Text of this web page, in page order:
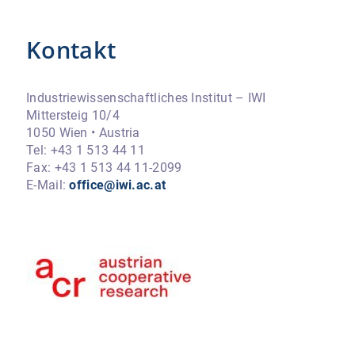
Kontakt
Industriewissenschaftliches Institut – IWI
Mittersteig 10/4
1050 Wien • Austria
Tel: +43 1 513 44 11
Fax: +43 1 513 44 11-2099
E-Mail:office@iwi.ac.at